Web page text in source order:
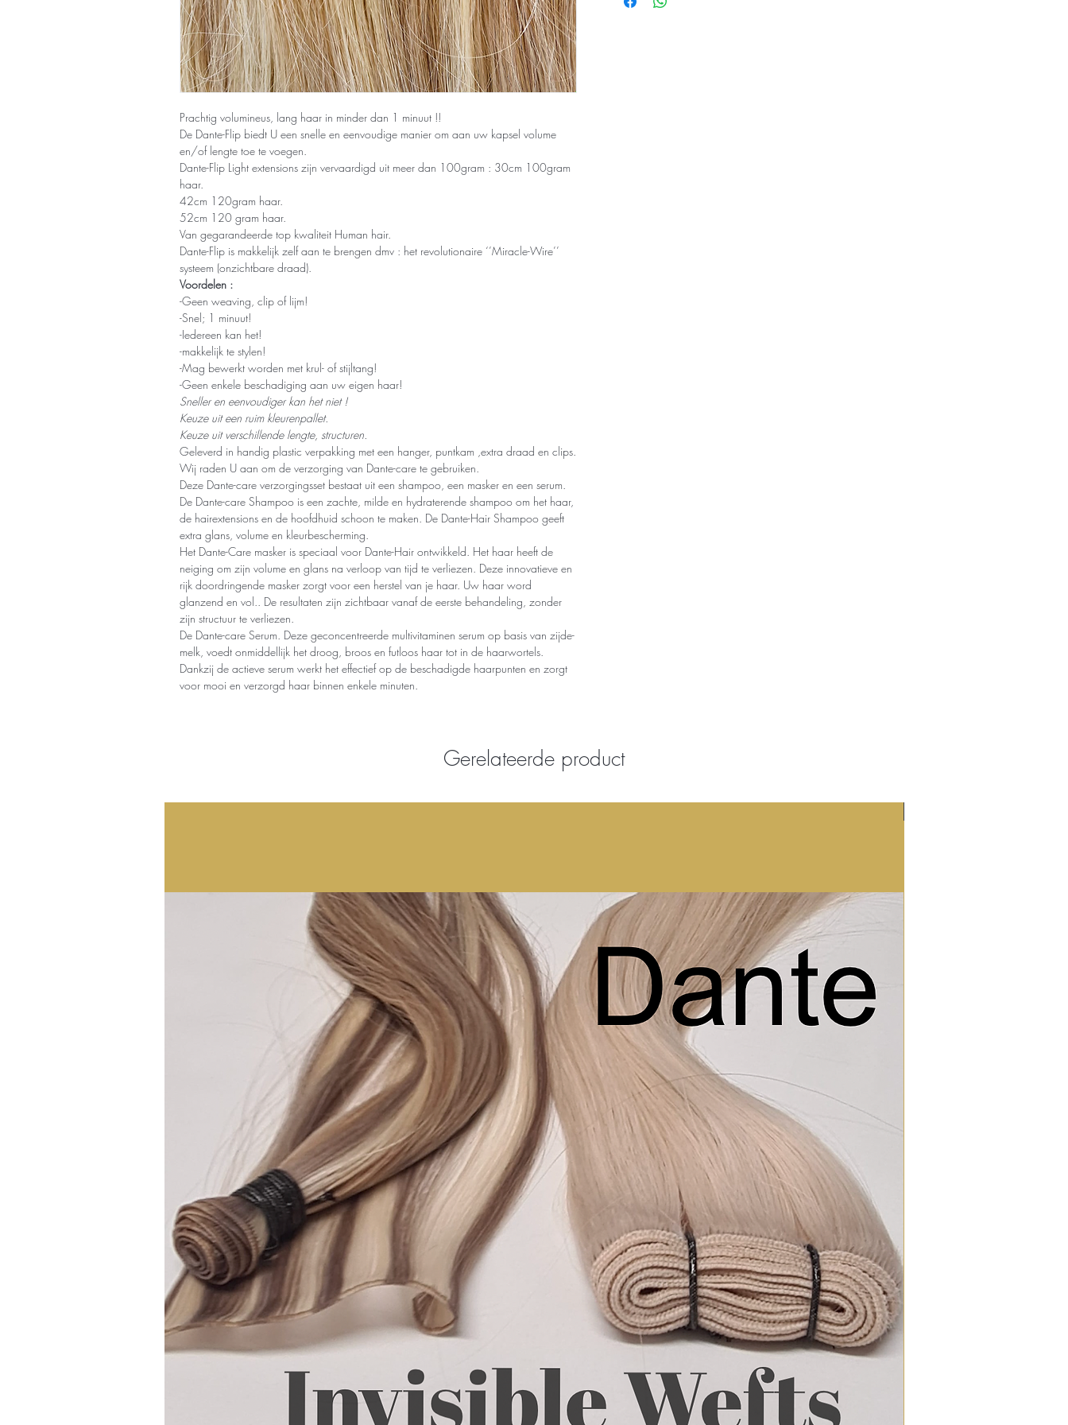
Prachtig volumineus, lang haar in minder dan 1 minuut !!
De Dante-Flip biedt U een snelle en eenvoudige manier om aan uw kapsel volume
en/of lengte toe te voegen.
Dante-Flip Light extensions zijn vervaardigd uit meer dan 100gram : 30cm 100gram
haar.
42cm 120gram haar.
52cm 120 gram haar.
Van gegarandeerde top kwaliteit Human hair.
Dante-Flip is makkelijk zelf aan te brengen dmv : het revolutionaire ‘’Miracle-Wire’’
systeem (onzichtbare draad).
Voordelen :
-Geen weaving, clip of lijm!
-Snel; 1 minuut!
-Iedereen kan het!
-makkelijk te stylen!
-Mag bewerkt worden met krul- of stijltang!
-Geen enkele beschadiging aan uw eigen haar!
Sneller en eenvoudiger kan het niet !
Keuze uit een ruim kleurenpallet.
Keuze uit verschillende lengte, structuren.
Geleverd in handig plastic verpakking met een hanger, puntkam ,extra draad en clips.
Wij raden U aan om de verzorging van Dante-care te gebruiken.
Deze Dante-care verzorgingsset bestaat uit een shampoo, een masker en een serum.
De Dante-care Shampoo is een zachte, milde en hydraterende shampoo om het haar,
de hairextensions en de hoofdhuid schoon te maken. De Dante-Hair Shampoo geeft
extra glans, volume en kleurbescherming.
Het Dante-Care masker is speciaal voor Dante-Hair ontwikkeld. Het haar heeft de
neiging om zijn volume en glans na verloop van tijd te verliezen. Deze innovatieve en
rijk doordringende masker zorgt voor een herstel van je haar. Uw haar word
glanzend en vol.. De resultaten zijn zichtbaar vanaf de eerste behandeling, zonder
zijn structuur te verliezen.
De Dante-care Serum. Deze geconcentreerde multivitaminen serum op basis van zijde-
melk, voedt onmiddellijk het droog, broos en futloos haar tot in de haarwortels.
Dankzij de actieve serum werkt het effectief op de beschadigde haarpunten en zorgt
voor mooi en verzorgd haar binnen enkele minuten.
Gerelateerde product